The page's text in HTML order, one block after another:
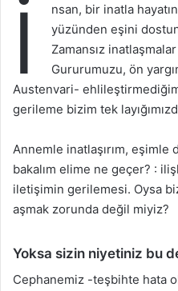
İ
nsan, bir inatla
yüzünden eşini
Zamansız
Gururumuzu, ön
Austenvari-
gerileme bizim tek
Annemle inatlaşırım, eşimle
bakalım elime ne geçer? :
iletişimin gerilemesi. Oysa
aşmak zorunda değil miyiz?
Yoksa sizin niyetiniz bu
Cephanemiz -teşbihte hata